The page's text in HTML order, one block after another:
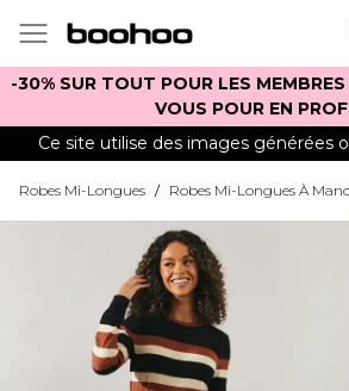
-30% SUR TOUT POUR LES MEMBRES
VOUS POUR EN
Ce site utilise des images générées
Robes Mi-Longues / Robes Mi-Longues À